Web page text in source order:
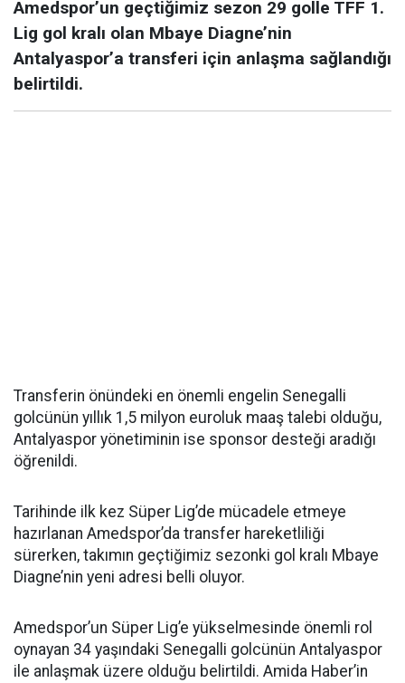
Amedspor’un geçtiğimiz sezon 29 golle TFF 1.
Lig gol kralı olan Mbaye Diagne’nin
Antalyaspor’a transferi için anlaşma sağlandığı
belirtildi.
Transferin önündeki en önemli engelin Senegalli
golcünün yıllık 1,5 milyon euroluk maaş talebi olduğu,
Antalyaspor yönetiminin ise sponsor desteği aradığı
öğrenildi.
Tarihinde ilk kez Süper Lig’de mücadele etmeye
hazırlanan Amedspor’da transfer hareketliliği
sürerken, takımın geçtiğimiz sezonki gol kralı Mbaye
Diagne’nin yeni adresi belli oluyor.
Amedspor’un Süper Lig’e yükselmesinde önemli rol
oynayan 34 yaşındaki Senegalli golcünün Antalyaspor
ile anlaşmak üzere olduğu belirtildi. Amida Haber’in